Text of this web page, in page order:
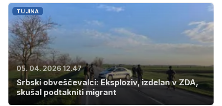
TUJINA
05. 04. 2026 12.47
Srbski obveščevalci: Eksploziv, izdelan v ZDA,
skušal podtakniti migrant